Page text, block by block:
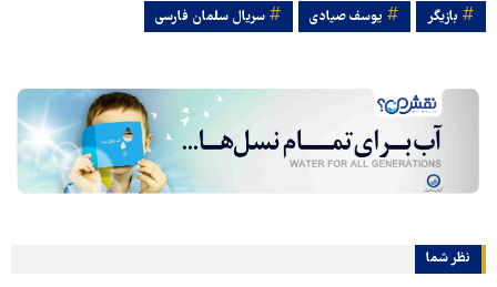
بازیگر یوسف صیادی سریال سلمان فارسی
نظر شما